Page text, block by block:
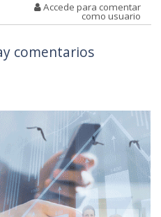
Accede para comentar
como usuario
comentarios